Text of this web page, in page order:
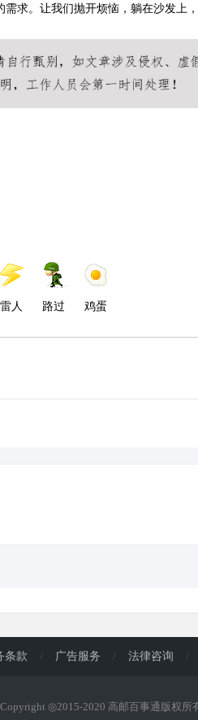
求。让我们抛开烦恼，躺在沙发上
雷人 路过 鸡蛋
条款 / 广告服务 / 法律咨询 /
Copyright ◎2015-2020 高邮百事通版权所